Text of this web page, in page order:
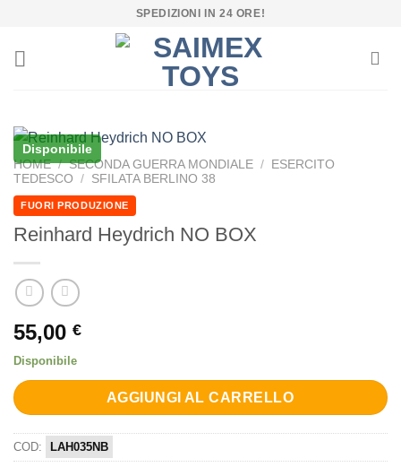
contenuti
SPEDIZIONI IN 24 ORE!
Disponibile
HOME / SECONDA GUERRA MONDIALE /
ESERCITO
TEDESCO
/ SFILATA BERLINO 38
FUORI PRODUZIONE
Reinhard Heydrich NO BOX
55,00 €
Disponibile
AGGIUNGI AL CARRELLO
COD: LAH035NB